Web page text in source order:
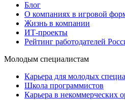
Блог
О компаниях в игровой
Жизнь в компании
ИТ-проекты
Рейтинг работодателей
Молодым специалистам
Карьера для молодых
Школа программистов
Карьера в некоммерческих